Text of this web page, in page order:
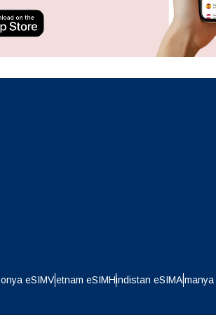
eSIMVietnam eSIMHindistan eSIMAlmanya